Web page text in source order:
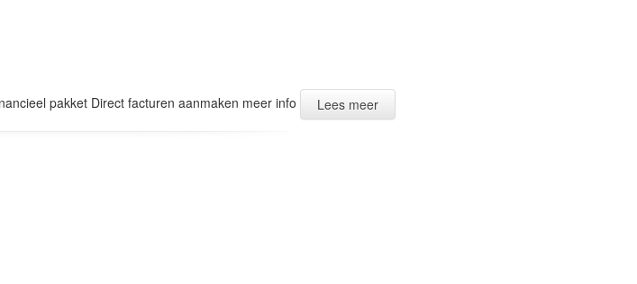
pakket Direct facturen aanmaken meer info Lees meer